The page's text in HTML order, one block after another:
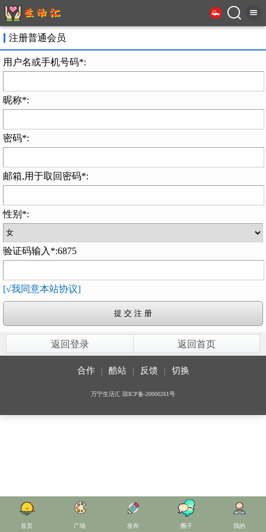
注册普通会员
用户名或手机号码*:
昵称*:
密码*:
邮箱,用于取回密码*:
性别*:
验证码输入*:6875
[√我同意本站协议]
返回登录 返回首页
合作 | 酷站 | 反馈 | 切换
万宁生活汇 琼ICP备-20000261号
首页 广场 发布 圈子 我的